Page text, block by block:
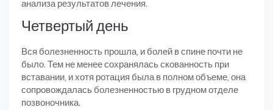
анализа результатов лечения.
Четвертый день
Вся болезненность прошла, и болей в спине почти не
было. Тем не менее сохранялась скованность при
вставании, и хотя ротация была в полном объеме, она
сопровождалась болезненностью в грудном отделе
позвоночника.